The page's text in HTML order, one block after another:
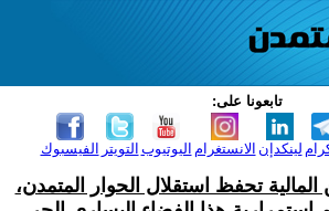
تابعونا على:
الفيسبوك التويتر اليوتيوب الانستغرام لينكدإن
المالية تحفظ استقلال الحوار المتمدن،